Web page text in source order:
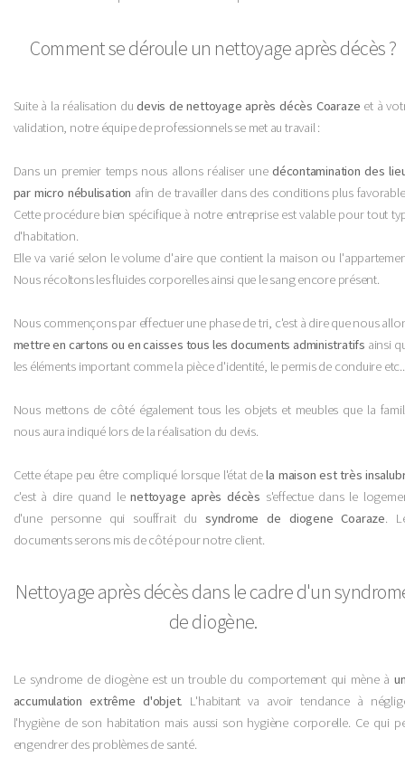
Comment se déroule un nettoyage après décès ?
Suite à la réalisation dudevis de nettoyage après décès Coaraze et à
validation, notre équipe de professionnels se met au travail :
Dans un premier temps nous allons réaliser une décontamination des
par micro nébulisation afin de travailler dans des conditions plus
Cette procédure bien spécifique à notre entreprise est valable pour tout
d'habitation.
Elle va varié selon le volume d'aire que contient la maison ou
Nous récoltons les fluides corporelles ainsi que le sang encore présent.
Nous commençons par effectuer une phase de tri, c'est à dire que nous
mettre en cartons ou en caisses tous les documents administratifs ainsi
les éléments important comme la pièce d'identité, le permis de conduire
Nous mettons de côté également tous les objets et meubles que la
nous aura indiqué lors de la réalisation du devis.
Cette étape peu être compliqué lorsque l'état dela maison est très
c'est à dire quand lenettoyage après décès s'effectue dans le
d'une personne qui souffrait dusyndrome de diogene Coaraze.
documents serons mis de côté pour notre client.
Nettoyage après décès dans le cadre d'un
de diogène.
Le syndrome de diogène est un trouble du comportement qui mène à
accumulation extrême d'objet. L'habitant va avoir tendance à
l'hygiène de son habitation mais aussi son hygiène corporelle. Ce qui
engendrer des problèmes de santé.